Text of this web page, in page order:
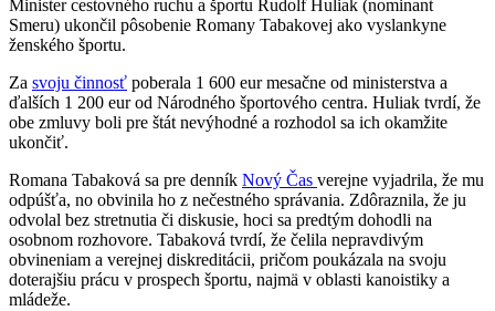
Minister cestovného ruchu a športu Rudolf Huliak (nominant
Smeru) ukončil pôsobenie Romany Tabakovej ako vyslankyne
ženského športu.
Za svoju činnosť poberala 1 600 eur mesačne od ministerstva a
ďalších 1 200 eur od Národného športového centra. Huliak tvrdí, že
obe zmluvy boli pre štát nevýhodné a rozhodol sa ich okamžite
ukončiť.
Romana Tabaková sa pre denník Nový Čas verejne vyjadrila, že mu
odpúšťa, no obvinila ho z nečestného správania. Zdôraznila, že ju
odvolal bez stretnutia či diskusie, hoci sa predtým dohodli na
osobnom rozhovore. Tabaková tvrdí, že čelila nepravdivým
obvineniam a verejnej diskreditácii, pričom poukázala na svoju
doterajšiu prácu v prospech športu, najmä v oblasti kanoistiky a
mládeže.